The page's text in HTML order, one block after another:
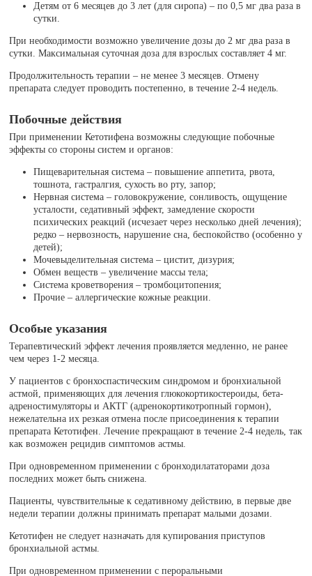
Детям от 6 месяцев до 3 лет (для сиропа) – по 0,5 мг два раза в
сутки.
При необходимости возможно увеличение дозы до 2 мг два раза в
сутки. Максимальная суточная доза для взрослых составляет 4 мг.
Продолжительность терапии – не менее 3 месяцев. Отмену
препарата следует проводить постепенно, в течение 2-4 недель.
Побочные действия
При применении Кетотифена возможны следующие побочные
эффекты со стороны систем и органов:
Пищеварительная система – повышение аппетита, рвота,
тошнота, гастралгия, сухость во рту, запор;
Нервная система – головокружение, сонливость, ощущение
усталости, седативный эффект, замедление скорости
психических реакций (исчезает через несколько дней лечения);
редко – нервозность, нарушение сна, беспокойство (особенно у
детей);
Мочевыделительная система – цистит, дизурия;
Обмен веществ – увеличение массы тела;
Система кроветворения – тромбоцитопения;
Прочие – аллергические кожные реакции.
Особые указания
Терапевтический эффект лечения проявляется медленно, не ранее
чем через 1-2 месяца.
У пациентов с бронхоспастическим синдромом и бронхиальной
астмой, применяющих для лечения глюкокортикостероиды, бета-
адреностимуляторы и АКТГ (адренокортикотропный гормон),
нежелательна их резкая отмена после присоединения к терапии
препарата Кетотифен. Лечение прекращают в течение 2-4 недель, так
как возможен рецидив симптомов астмы.
При одновременном применении с бронходилататорами доза
последних может быть снижена.
Пациенты, чувствительные к седативному действию, в первые две
недели терапии должны принимать препарат малыми дозами.
Кетотифен не следует назначать для купирования приступов
бронхиальной астмы.
При одновременном применении с пероральными